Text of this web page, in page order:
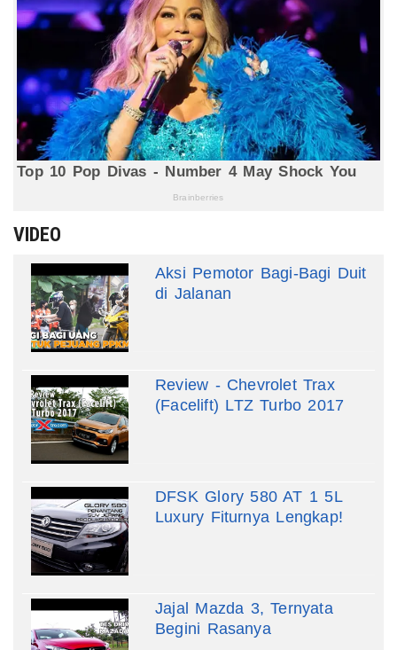
VIDEO
Aksi Pemotor Bagi-Bagi Duit
di Jalanan
Review - Chevrolet Trax
(Facelift) LTZ Turbo 2017
DFSK Glory 580 AT 1 5L
Luxury Fiturnya Lengkap!
Jajal Mazda 3, Ternyata
Begini Rasanya